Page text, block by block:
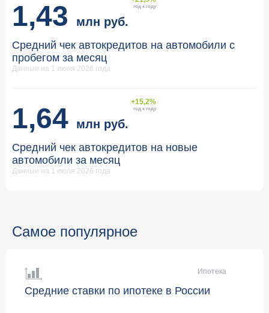
1,43 млн руб.
год к году
Средний чек автокредитов на автомобили с
пробегом за месяц
Данные на 1 июля 2026 года
1,64 млн руб.
+15,2%
год к году
Средний чек автокредитов на новые
автомобили за месяц
Данные на 1 июля 2026 года
Самое популярное
Ипотека
Средние ставки по ипотеке в России